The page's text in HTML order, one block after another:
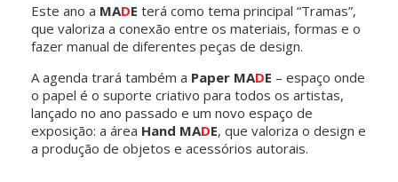
Este ano a MADE terá como tema principal “Tramas”,
que valoriza a conexão entre os materiais, formas e o
fazer manual de diferentes peças de design.
A agenda trará também a Paper MADE – espaço onde
o papel é o suporte criativo para todos os artistas,
lançado no ano passado e um novo espaço de
exposição: a área Hand MADE, que valoriza o design e
a produção de objetos e acessórios autorais.